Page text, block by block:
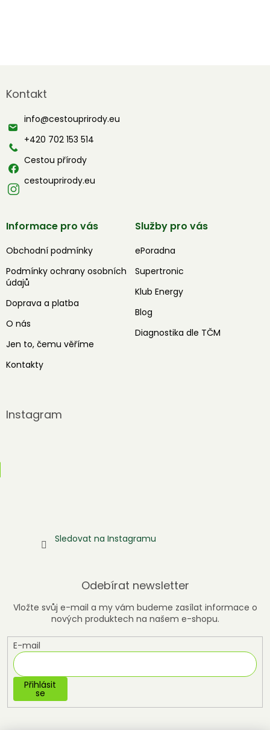
p
t
Kontakt
info@cestouprirody.eu
+420 702 153 514
Cestou přírody
cestouprirody.eu
Informace pro vás
Obchodní podmínky
Podmínky ochrany osobních
údajů
Doprava a platba
O nás
Jen to, čemu věříme
Kontakty
Služby pro vás
ePoradna
Supertronic
Klub Energy
Blog
Diagnostika dle TČM
Instagram
Sledovat na Instagramu
Odebírat newsletter
Vložte svůj e-mail a my vám budeme zasílat informace o
nových produktech na našem e-shopu.
E-mail
Přihlásit
se